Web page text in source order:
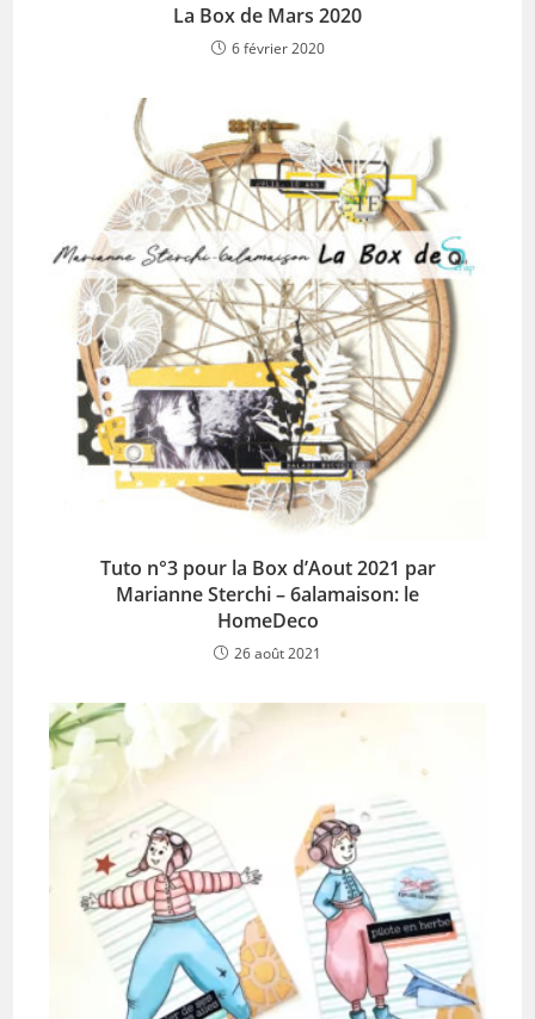
La Box de Mars 2020
6 février 2020
Tuto n°3 pour la Box d’Aout 2021 par
Marianne Sterchi – 6alamaison: le
HomeDeco
26 août 2021